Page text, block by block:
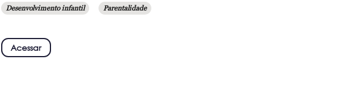
Desenvolvimento infantil Parentalidade
Acessar